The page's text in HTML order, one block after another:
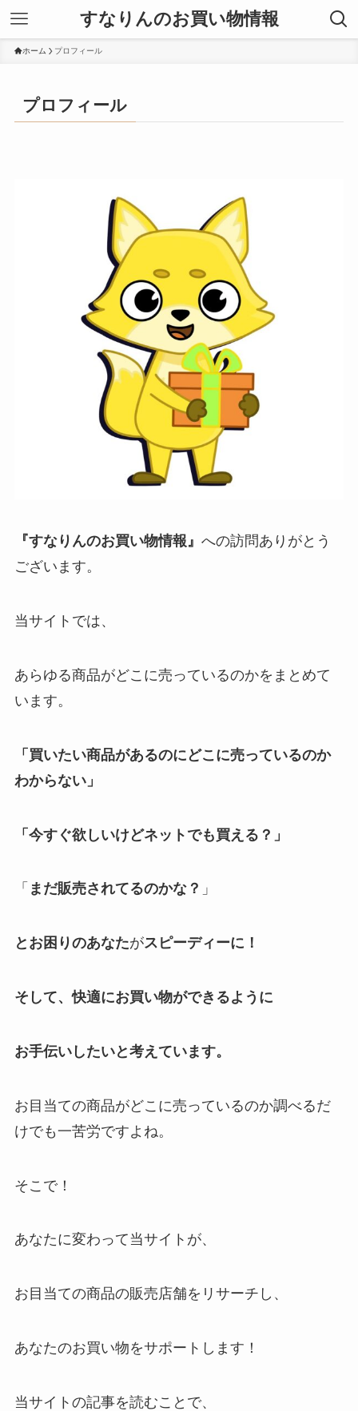
すなりんのお買い物情報
ホーム プロフィール
プロフィール
『すなりんのお買い物情報』 への訪問ありがとう
ございます。
当サイトでは、
あらゆる商品がどこに売っているのかをまとめて
います。
「買いたい商品があるのにどこに売っているのか
わからない」
「今すぐ欲しいけどネットでも買える？」
「 まだ販売されてるのかな？ 」
とお困りのあなたがスピーディーに！
そして、快適にお買い物ができるように
お手伝いしたいと考えています。
お目当ての商品がどこに売っているのか調べるだ
けでも一苦労ですよね。
そこで！
あなたに変わって当サイトが、
お目当ての商品の販売店舗をリサーチし、
あなたのお買い物をサポートします！
当サイトの記事を読むことで、